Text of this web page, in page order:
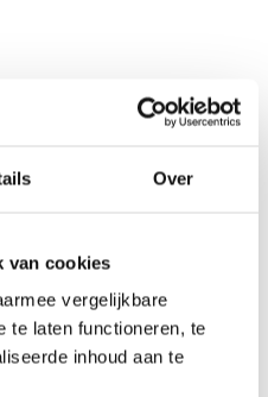
Over
van cookies
vergelijkbare
te laten functioneren, te
inhoud aan te